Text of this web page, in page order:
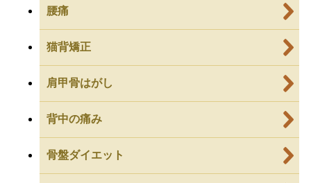
腰痛
猫背矯正
肩甲骨はがし
背中の痛み
骨盤ダイエット